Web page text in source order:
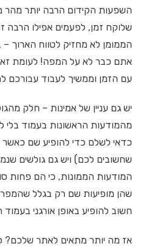
השפעות הקידום הרבה יותר מהר
שלוקח זמן, לפעמים אפילו הרבה
הממומן לא מחזיק לטווח
אתם כבר לא על המפה! לעומת
עם הזמן וממשיך לעבוד עבורכם
יש גם עניין של אמינות – חלק
מהמודעות הראשונות בעמוד בלי
כדאי לשלם כדי להופיע שם כאשר
שחשובים לכם) ויש גם גולשים
המודעות הממונות, כי הם פחות
שהן מופיעות שם רק בגלל
חשוב להופיע באופן אורגני בעמוד
אז מה יותר מתאים לאתר שלכם?